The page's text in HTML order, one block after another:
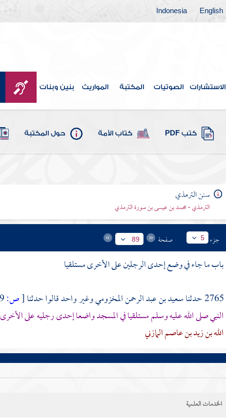
English
Indonesia
الاستشارات الصوتيات المكتبة المواريث بنين وبنات
كتب PDF كتاب الأمة حول المكتبة
سنن الترمذي
الترمذي - محمد بن عيسى بن سورة الترمذي
جزء 5 صفحة 89
باب ما جاء في وضع إحدى الرجلين على الأخرى مستلقيا
2765 حدثنا
سعيد بن عبد الرحمن المخزوميوغير واحد قالوا حدثنا[ص:89 ]
النبي صلى الله عليه وسلم مستلقيا في المسجد واضعا إحدى رجليه على الأخرى
الله بن زيد بن عاصم المازني
الخدمات العلمية